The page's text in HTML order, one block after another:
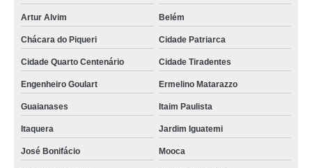
Artur Alvim Belém
Chácara do Piqueri Cidade Patriarca
Cidade Quarto Centenário Cidade Tiradentes
Engenheiro Goulart Ermelino Matarazzo
Guaianases Itaim Paulista
Itaquera Jardim Iguatemi
José Bonifácio Mooca